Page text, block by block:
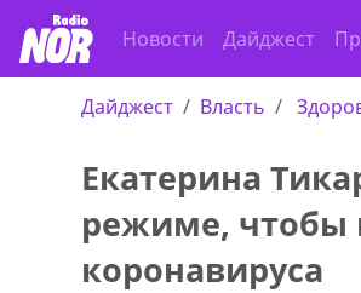
Новости Дайджест
Дайджест Власть
Екатерина
режиме, чтобы
коронавируса